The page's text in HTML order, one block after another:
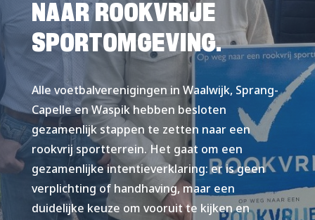
NAAR ROOKVRIJE
SPORTOMGEVING.
Alle voetbalverenigingen in Waalwijk, Sprang-
Capelle en Waspik hebben besloten
gezamenlijk stappen te zetten naar een
rookvrij sportterrein. Het gaat om een
gezamenlijke intentieverklaring: er is geen
verplichting of handhaving, maar een
duidelijke keuze om vooruit te kijken en